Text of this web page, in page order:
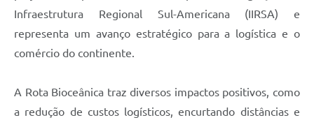
Infraestrutura Regional Sul-Americana (IIRSA) e
representa um avanço estratégico para a logística e o
comércio do continente.
A Rota Bioceânica traz diversos impactos positivos, como
a redução de custos logísticos, encurtando distâncias e